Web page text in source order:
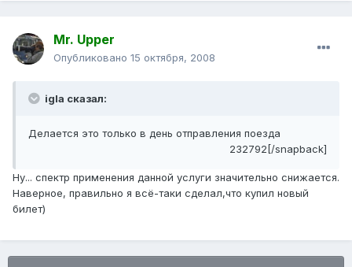
Mr. Upper
Опубликовано 15 октября, 2008
igla сказал:
Делается это только в день отправления поезда
232792[/snapback]
Ну... спектр применения данной услуги значительно снижается.
Наверное, правильно я всё-таки сделал,что купил новый
билет)